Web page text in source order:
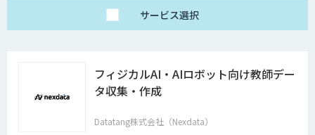
サービス選択
フィジカルAI・AIロボット向け教師デー
タ収集・作成
Datatang株式会社（Nexdata）